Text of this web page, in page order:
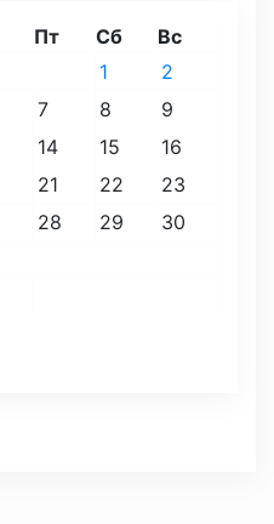
Пт Сб Вс
1
2
7 8
9
14 15
16
21 22
23
28 29
30